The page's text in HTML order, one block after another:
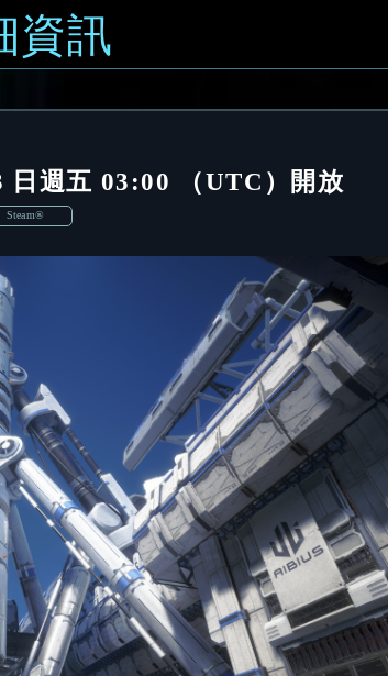
資訊
日週五 03:00 （UTC）開放
Steam®